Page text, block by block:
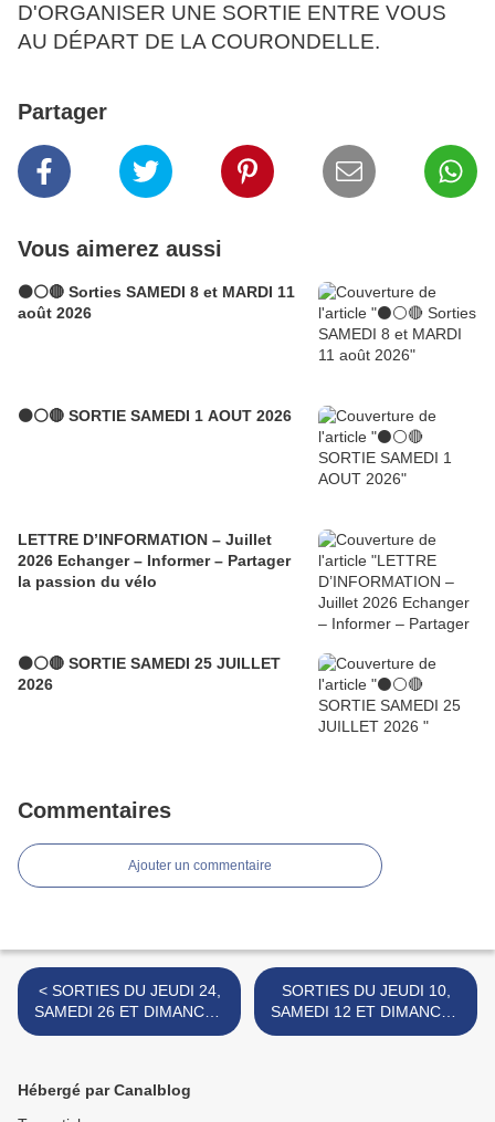
D'ORGANISER UNE SORTIE ENTRE VOUS
AU DÉPART DE LA COURONDELLE.
Partager
Vous aimerez aussi
⚫⚪🔴 Sorties SAMEDI 8 et MARDI 11
août 2026
⚫⚪🔴 SORTIE SAMEDI 1 AOUT 2026
LETTRE D’INFORMATION – Juillet
2026 Echanger – Informer – Partager
la passion du vélo
⚫⚪🔴 SORTIE SAMEDI 25 JUILLET
2026
Commentaires
Ajouter un commentaire
< SORTIES DU JEUDI 24,
SAMEDI 26 ET DIMANCHE
27 FEVRIER 2022
SORTIES DU JEUDI 10,
SAMEDI 12 ET DIMANCHE
13 MARS 2022
Hébergé par Canalblog